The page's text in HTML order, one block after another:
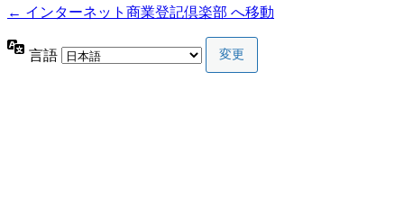
← インターネット商業登記倶楽部 へ移動
言語